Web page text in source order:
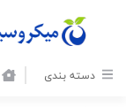
دسته بندی